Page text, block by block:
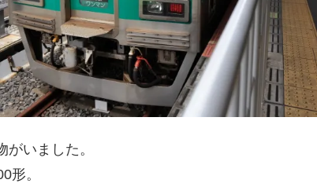
がいました。
形。